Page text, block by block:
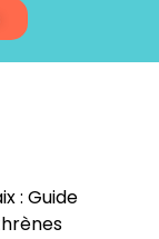
: Guide